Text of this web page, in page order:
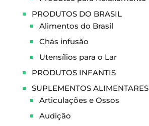
PRODUTOS DO BRASIL
Alimentos do Brasil
Chás infusão
Utensílios para o Lar
PRODUTOS INFANTIS
SUPLEMENTOS ALIMENTARES
Articulações e Ossos
Audição